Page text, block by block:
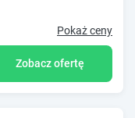
Pokaż ceny
Zobacz ofertę